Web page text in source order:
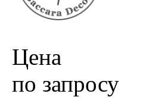
Цена
по запросу